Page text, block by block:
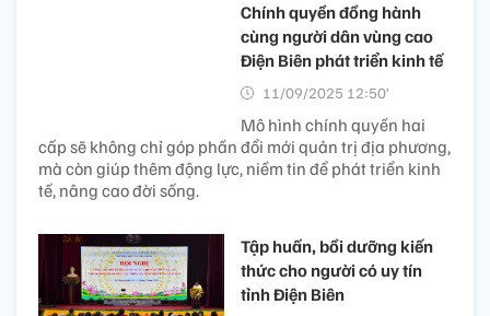
Chính quyền đồng hành
cùng người dân vùng cao
Điện Biên phát triển kinh tế
11/09/2025 12:50’
Mô hình chính quyền hai
cấp sẽ không chỉ góp phần đổi mới quản trị địa phương,
mà còn giúp thêm động lực, niềm tin để phát triển kinh
tế, nâng cao đời sống.
Tập huấn, bồi dưỡng kiến
thức cho người có uy tín
tỉnh Điện Biên